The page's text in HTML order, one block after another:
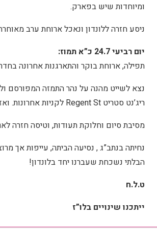
ומיוחדות שיש בפארק.
ניסע חזרה ללונדון ונאכל ארוחת ערב
יום רביעי 24.7 כ”א תמוז:
תפילה, ארוחת בוקר והתארגנות אחרונה
נצא לשייט מהנה על נהר התמזה המפורסם
ריג’נט סטריט Regent St לקניות אחרונות. ואזזזז…
מסיבת סיום וחלוקת תעודות, וטיסה חזרה
נחיתה בנתב”ג , נסיעה הביתה, עייפות אך
הבלתי נשכחת שעברנו יחד בלונדון!
ט.ל.ח
ייתכנו שינויים בלו”ז